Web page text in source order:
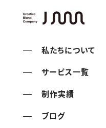
私たちについて
サービス一覧
制作実績
ブログ